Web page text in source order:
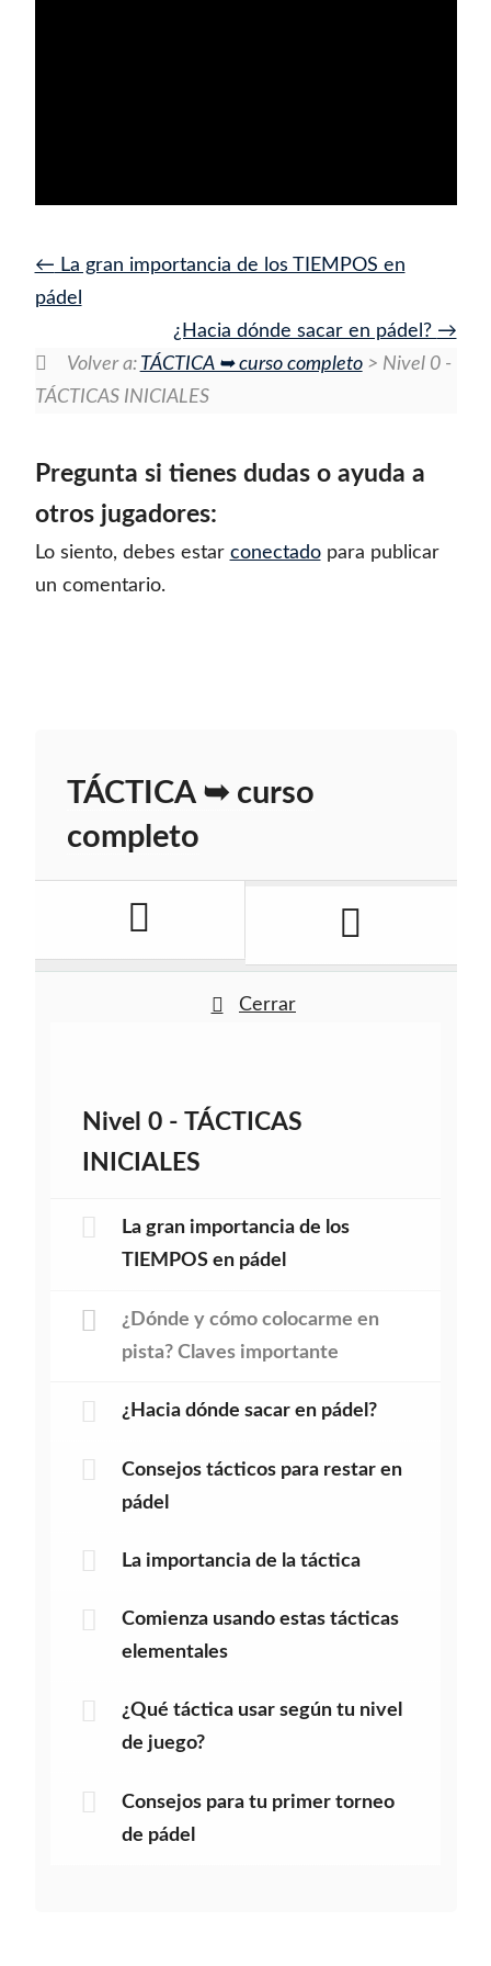
La gran importancia de los TIEMPOS en
pádel
¿Hacia dónde sacar en pádel?
Volver a: TÁCTICA ➥ curso completo> Nivel 0 -
TÁCTICAS INICIALES
Pregunta si tienes dudas o ayuda a
otros jugadores:
Lo siento, debes estar conectadopara publicar
un comentario.
TÁCTICA ➥ curso
completo
Cerrar
Nivel 0 - TÁCTICAS
INICIALES
La gran importancia de los
TIEMPOS en pádel
¿Dónde y cómo colocarme en
pista? Claves importante
¿Hacia dónde sacar en pádel?
Consejos tácticos para restar en
pádel
La importancia de la táctica
Comienza usando estas tácticas
elementales
¿Qué táctica usar según tu nivel
de juego?
Consejos para tu primer torneo
de pádel